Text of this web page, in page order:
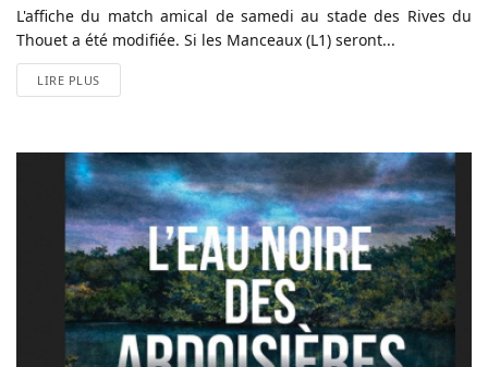
L'affiche du match amical de samedi au stade des Rives du
Thouet a été modifiée. Si les Manceaux (L1) seront...
LIRE PLUS